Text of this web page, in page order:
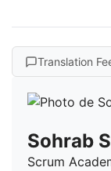
Translation
Sohrab
Scrum